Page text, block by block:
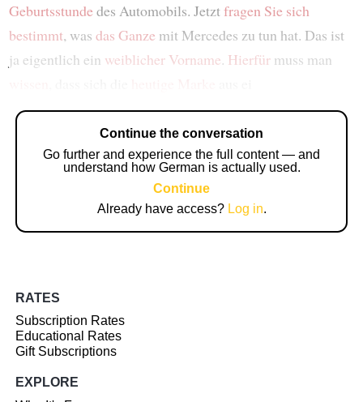
Geburtsstundedes Automobils. Jetztfragen Sie sich
bestimmt, was das Ganze mit Mercedes zu tun hat. Das ist
ja eigentlich ein weiblicher Vorname. Hierfürmuss man
Continue the conversation
Go further and experience the full content — and
understand how German is actually used.
Continue
Already have access? Log in.
RATES
Subscription Rates
Educational Rates
Gift Subscriptions
EXPLORE